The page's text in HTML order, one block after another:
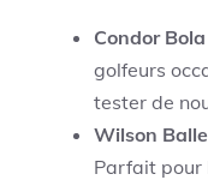
Condor
golfeurs
tester de
Wilson
Parfait pour